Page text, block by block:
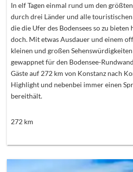
In elf Tagen einmal rund um den
durch drei Länder und alle
die die Ufer des Bodensees so zu bieten
doch. Mit etwas Ausdauer und einem
kleinen und großen Sehenswürdigkeiten
gewappnet für den Bodensee-
Gäste auf 272 km von Konstanz nach
Highlight und nebenbei immer einen
bereithält.
272km